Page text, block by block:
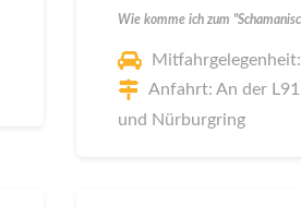
Wie komme ich zum
Anfahrt: An der
und Nürburgring